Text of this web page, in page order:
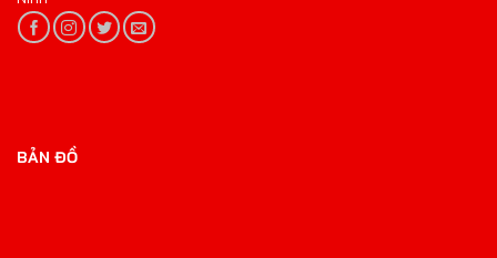
BẢN ĐỒ